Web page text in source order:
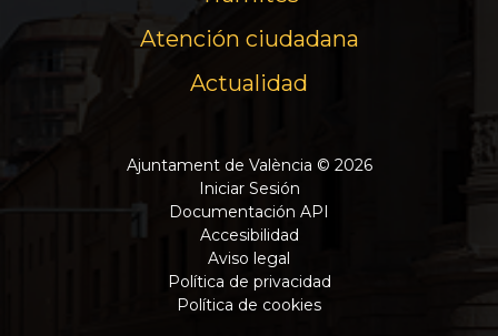
Atención ciudadana
Actualidad
Ajuntament de València © 2026
Iniciar Sesión
Documentación API
Accesibilidad
Aviso legal
Política de privacidad
Política de cookies